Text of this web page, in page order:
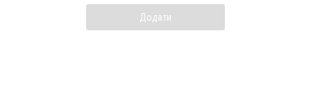
Додати